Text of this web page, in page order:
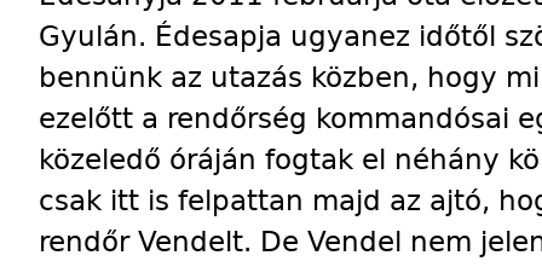
Gyulán. Édesapja ugyanez időtől
bennünk az utazás közben, hogy
ezelőtt a rendőrség kommandósai
közeledő óráján fogtak el néhány
csak itt is felpattan majd az ajtó,
rendőr Vendelt. De Vendel nem